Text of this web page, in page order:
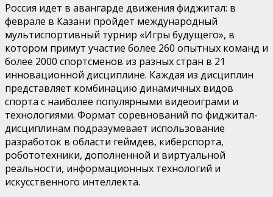
Россия идет в авангарде движения фиджитал: в
феврале в Казани пройдет международный
мультиспортивный турнир «Игры будущего», в
котором примут участие более 260 опытных команд и
более 2000 спортсменов из разных стран в 21
инновационной дисциплине. Каждая из дисциплин
представляет комбинацию динамичных видов
спорта с наиболее популярными видеоиграми и
технологиями. Формат соревнований по фиджитал-
дисциплинам подразумевает использование
разработок в области геймдев, киберспорта,
робототехники, дополненной и виртуальной
реальности, информационных технологий и
искусственного интеллекта.